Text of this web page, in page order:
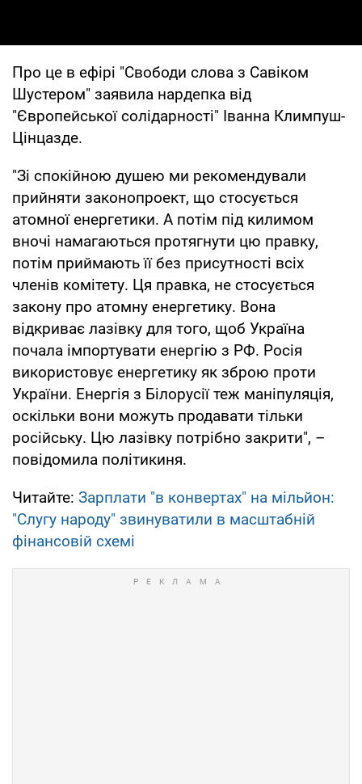
Про це в ефірі "Свободи слова з Савіком
Шустером" заявила нардепка від
"Європейської солідарності" Іванна Климпуш-
Цінцазде.
"Зі спокійною душею ми рекомендували
прийняти законопроект, що стосується
атомної енергетики. А потім під килимом
вночі намагаються протягнути цю правку,
потім приймають її без присутності всіх
членів комітету. Ця правка, не стосується
закону про атомну енергетику. Вона
відкриває лазівку для того, щоб Україна
почала імпортувати енергію з РФ. Росія
використовує енергетику як зброю проти
України. Енергія з Білорусії теж маніпуляція,
оскільки вони можуть продавати тільки
російську. Цю лазівку потрібно закрити", –
повідомила політикиня.
Читайте: Зарплати "в конвертах" на мільйон:
"Слугу народу" звинуватили в масштабній
фінансовій схемі